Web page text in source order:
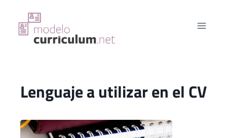
contenido
Lenguaje a utilizar en el CV